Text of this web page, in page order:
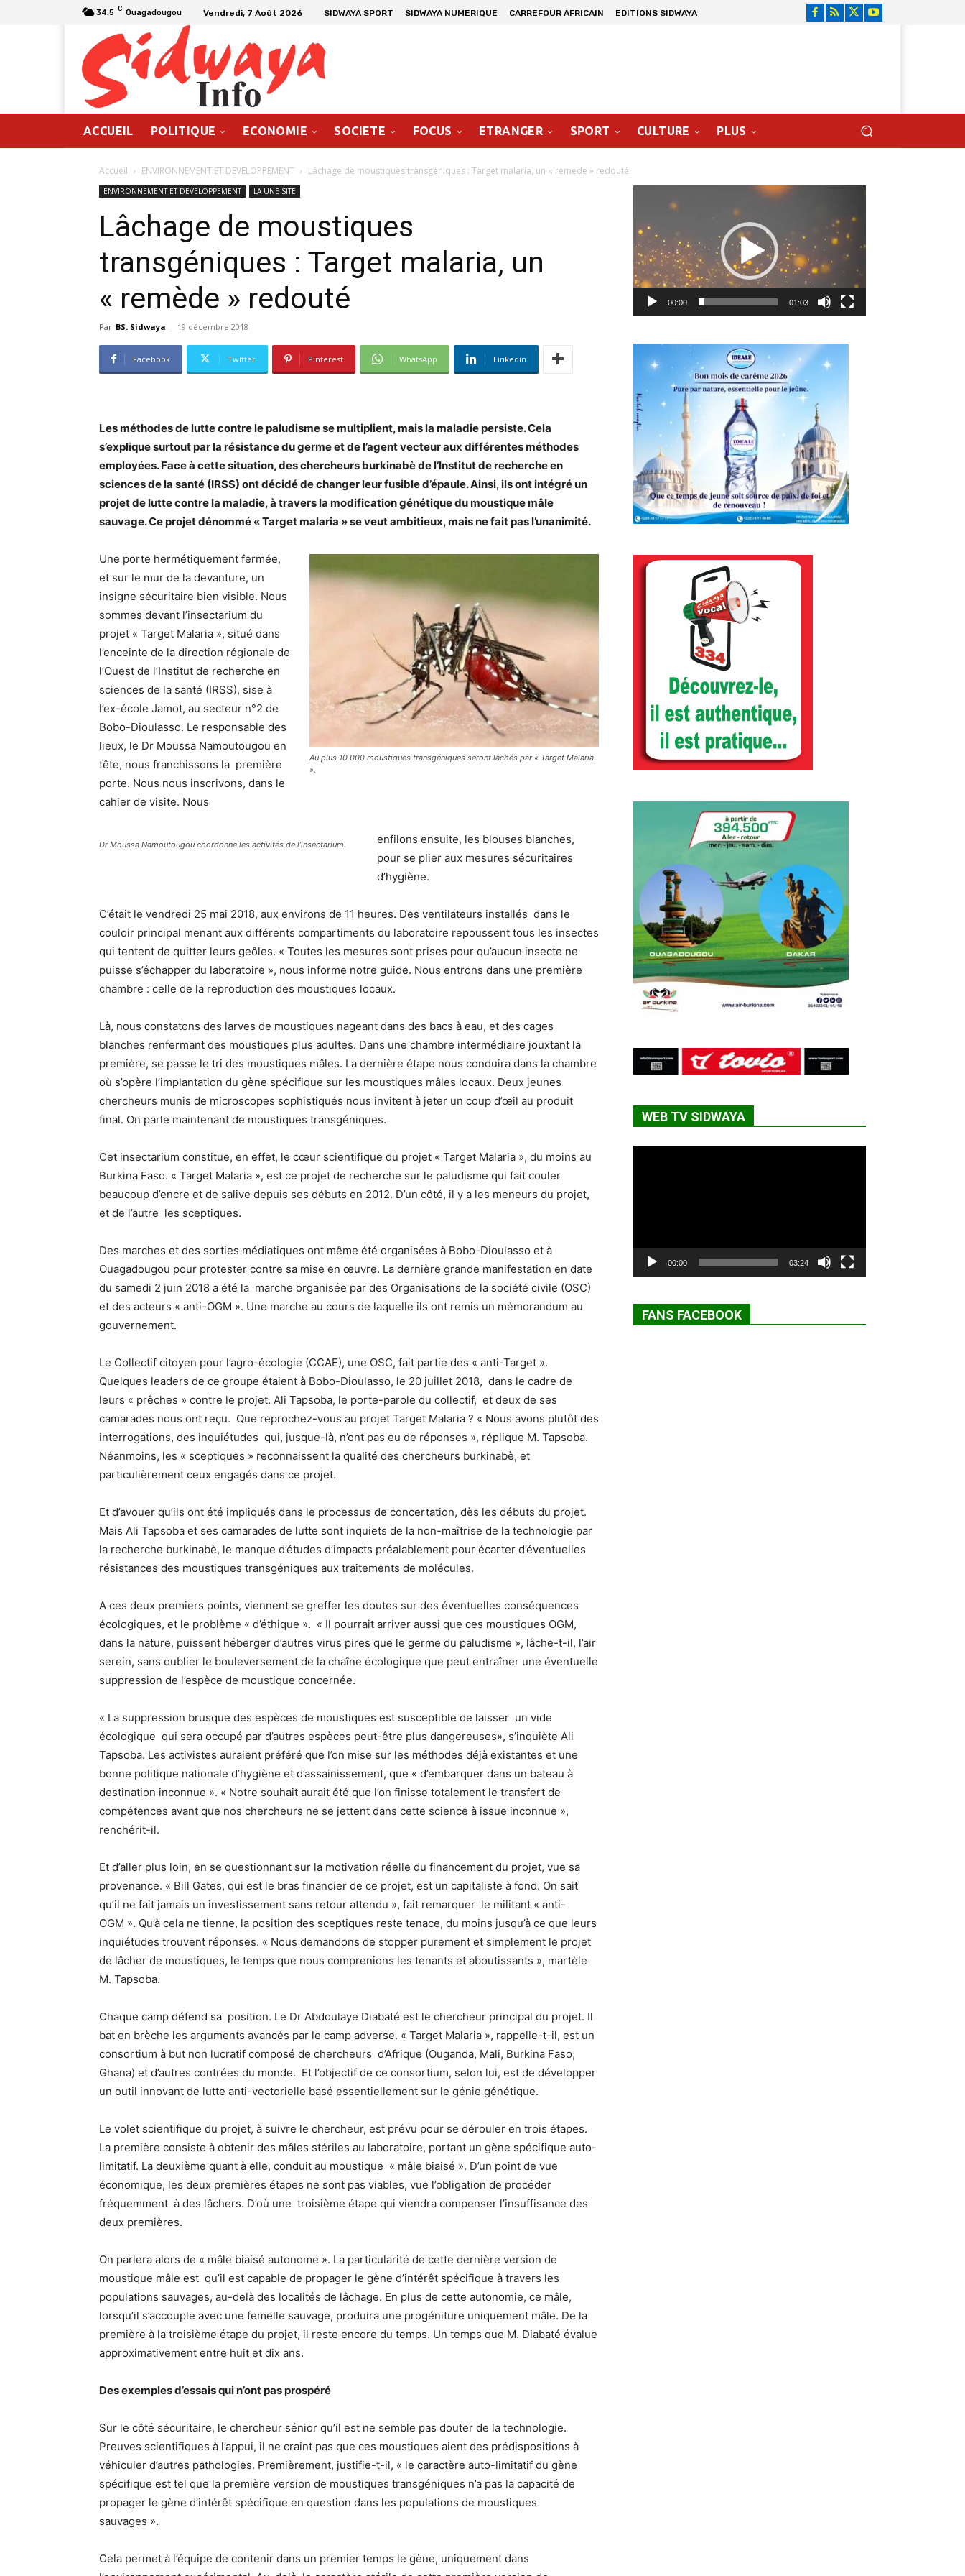
34.5 C Ouagadougou Vendredi, 7 Août 2026 SIDWAYA SPORT SIDWAYA NUMERIQUE CARREFOUR AFRICAIN EDITIONS SIDWAYA
ACCUEIL POLITIQUE ECONOMIE SOCIETE FOCUS ETRANGER SPORT CULTURE PLUS
Accueil ENVIRONNEMENT ET DEVELOPPEMENT Lâchage de moustiques transgéniques : Target malaria, un « remède » redouté
ENVIRONNEMENT ET DEVELOPPEMENT LA UNE SITE
Lâchage de moustiques
transgéniques : Target malaria, un
« remède » redouté
Par BS. Sidwaya - 19 décembre 2018
Facebook Twitter Pinterest WhatsApp Linkedin
Les méthodes de lutte contre le paludisme se multiplient, mais la maladie persiste. Cela
s’explique surtout par la résistance du germe et de l’agent vecteur aux différentes méthodes
employées. Face à cette situation, des chercheurs burkinabè de l’Institut de recherche en
sciences de la santé (IRSS) ont décidé de changer leur fusible d’épaule. Ainsi, ils ont intégré un
projet de lutte contre la maladie, à travers la modification génétique du moustique mâle
sauvage. Ce projet dénommé « Target malaria » se veut ambitieux, mais ne fait pas l’unanimité.
Au plus 10 000 moustiques transgéniques seront lâchés par « Target Malaria
».
Une porte hermétiquement fermée,
et sur le mur de la devanture, un
insigne sécuritaire bien visible. Nous
sommes devant l’insectarium du
projet « Target Malaria », situé dans
l’enceinte de la direction régionale de
l’Ouest de l’Institut de recherche en
sciences de la santé (IRSS), sise à
l’ex-école Jamot, au secteur n°2 de
Bobo-Dioulasso. Le responsable des
lieux, le Dr Moussa Namoutougou en
tête, nous franchissons la première
porte. Nous nous inscrivons, dans le
cahier de visite. Nous
Dr Moussa Namoutougou coordonne les activités de l’insectarium.
enfilons ensuite, les blouses blanches,
pour se plier aux mesures sécuritaires
d’hygiène.
C’était le vendredi 25 mai 2018, aux environs de 11 heures. Des ventilateurs installés dans le
couloir principal menant aux différents compartiments du laboratoire repoussent tous les insectes
qui tentent de quitter leurs geôles. « Toutes les mesures sont prises pour qu’aucun insecte ne
puisse s’échapper du laboratoire », nous informe notre guide. Nous entrons dans une première
chambre : celle de la reproduction des moustiques locaux.
Là, nous constatons des larves de moustiques nageant dans des bacs à eau, et des cages
blanches renfermant des moustiques plus adultes. Dans une chambre intermédiaire jouxtant la
première, se passe le tri des moustiques mâles. La dernière étape nous conduira dans la chambre
où s’opère l’implantation du gène spécifique sur les moustiques mâles locaux. Deux jeunes
chercheurs munis de microscopes sophistiqués nous invitent à jeter un coup d’œil au produit
final. On parle maintenant de moustiques transgéniques.
Cet insectarium constitue, en effet, le cœur scientifique du projet « Target Malaria », du moins au
Burkina Faso. « Target Malaria », est ce projet de recherche sur le paludisme qui fait couler
beaucoup d’encre et de salive depuis ses débuts en 2012. D’un côté, il y a les meneurs du projet,
et de l’autre les sceptiques.
Des marches et des sorties médiatiques ont même été organisées à Bobo-Dioulasso et à
Ouagadougou pour protester contre sa mise en œuvre. La dernière grande manifestation en date
du samedi 2 juin 2018 a été la marche organisée par des Organisations de la société civile (OSC)
et des acteurs « anti-OGM ». Une marche au cours de laquelle ils ont remis un mémorandum au
gouvernement.
Le Collectif citoyen pour l’agro-écologie (CCAE), une OSC, fait partie des « anti-Target ».
Quelques leaders de ce groupe étaient à Bobo-Dioulasso, le 20 juillet 2018, dans le cadre de
leurs « prêches » contre le projet. Ali Tapsoba, le porte-parole du collectif, et deux de ses
camarades nous ont reçu. Que reprochez-vous au projet Target Malaria ? « Nous avons plutôt des
interrogations, des inquiétudes qui, jusque-là, n’ont pas eu de réponses », réplique M. Tapsoba.
Néanmoins, les « sceptiques » reconnaissent la qualité des chercheurs burkinabè, et
particulièrement ceux engagés dans ce projet.
Et d’avouer qu’ils ont été impliqués dans le processus de concertation, dès les débuts du projet.
Mais Ali Tapsoba et ses camarades de lutte sont inquiets de la non-maîtrise de la technologie par
la recherche burkinabè, le manque d’études d’impacts préalablement pour écarter d’éventuelles
résistances des moustiques transgéniques aux traitements de molécules.
A ces deux premiers points, viennent se greffer les doutes sur des éventuelles conséquences
écologiques, et le problème « d’éthique ». « Il pourrait arriver aussi que ces moustiques OGM,
dans la nature, puissent héberger d’autres virus pires que le germe du paludisme », lâche-t-il, l’air
serein, sans oublier le bouleversement de la chaîne écologique que peut entraîner une éventuelle
suppression de l’espèce de moustique concernée.
« La suppression brusque des espèces de moustiques est susceptible de laisser un vide
écologique qui sera occupé par d’autres espèces peut-être plus dangereuses», s’inquiète Ali
Tapsoba. Les activistes auraient préféré que l’on mise sur les méthodes déjà existantes et une
bonne politique nationale d’hygiène et d’assainissement, que « d’embarquer dans un bateau à
destination inconnue ». « Notre souhait aurait été que l’on finisse totalement le transfert de
compétences avant que nos chercheurs ne se jettent dans cette science à issue inconnue »,
renchérit-il.
Et d’aller plus loin, en se questionnant sur la motivation réelle du financement du projet, vue sa
provenance. « Bill Gates, qui est le bras financier de ce projet, est un capitaliste à fond. On sait
qu’il ne fait jamais un investissement sans retour attendu », fait remarquer le militant « anti-
OGM ». Qu’à cela ne tienne, la position des sceptiques reste tenace, du moins jusqu’à ce que leurs
inquiétudes trouvent réponses. « Nous demandons de stopper purement et simplement le projet
de lâcher de moustiques, le temps que nous comprenions les tenants et aboutissants », martèle
M. Tapsoba.
Chaque camp défend sa position. Le Dr Abdoulaye Diabaté est le chercheur principal du projet. Il
bat en brèche les arguments avancés par le camp adverse. « Target Malaria », rappelle-t-il, est un
consortium à but non lucratif composé de chercheurs d’Afrique (Ouganda, Mali, Burkina Faso,
Ghana) et d’autres contrées du monde. Et l’objectif de ce consortium, selon lui, est de développer
un outil innovant de lutte anti-vectorielle basé essentiellement sur le génie génétique.
Le volet scientifique du projet, à suivre le chercheur, est prévu pour se dérouler en trois étapes.
La première consiste à obtenir des mâles stériles au laboratoire, portant un gène spécifique auto-
limitatif. La deuxième quant à elle, conduit au moustique « mâle biaisé ». D’un point de vue
économique, les deux premières étapes ne sont pas viables, vue l’obligation de procéder
fréquemment à des lâchers. D’où une troisième étape qui viendra compenser l’insuffisance des
deux premières.
On parlera alors de « mâle biaisé autonome ». La particularité de cette dernière version de
moustique mâle est qu’il est capable de propager le gène d’intérêt spécifique à travers les
populations sauvages, au-delà des localités de lâchage. En plus de cette autonomie, ce mâle,
lorsqu’il s’accouple avec une femelle sauvage, produira une progéniture uniquement mâle. De la
première à la troisième étape du projet, il reste encore du temps. Un temps que M. Diabaté évalue
approximativement entre huit et dix ans.
Des exemples d’essais qui n’ont pas prospéré
Sur le côté sécuritaire, le chercheur sénior qu’il est ne semble pas douter de la technologie.
Preuves scientifiques à l’appui, il ne craint pas que ces moustiques aient des prédispositions à
véhiculer d’autres pathologies. Premièrement, justifie-t-il, « le caractère auto-limitatif du gène
spécifique est tel que la première version de moustiques transgéniques n’a pas la capacité de
propager le gène d’intérêt spécifique en question dans les populations de moustiques
sauvages ».
Cela permet à l’équipe de contenir dans un premier temps le gène, uniquement dans
00:00 01:03
WEB TV SIDWAYA
00:00 03:24
FANS FACEBOOK